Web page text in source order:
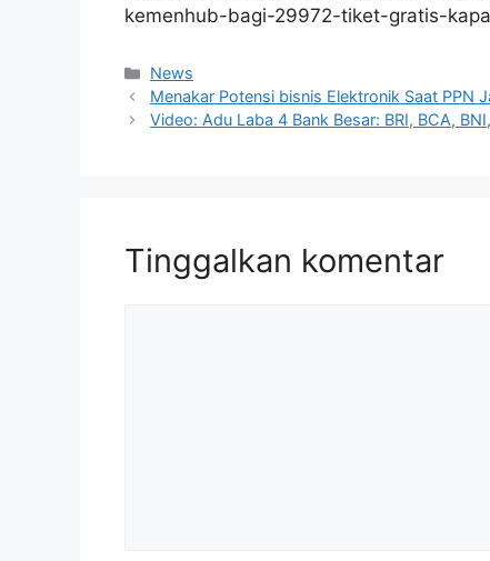
kemenhub-bagi-29972-tiket-gratis-
Kategori
News
Menakar Potensi bisnis Elektronik Saat PPN
Video: Adu Laba 4 Bank Besar: BRI, BCA,
Tinggalkan komentar